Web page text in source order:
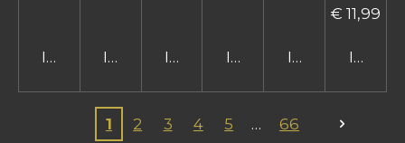
In winkelwagenIn winkelwagenIn winkelwagenIn winkelwagen
In
€ 11,99
In
1 2 3 4 5 66